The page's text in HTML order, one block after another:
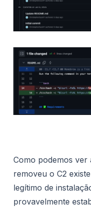
Como podemos ver
removeu o C2
legítimo de
provavelmente